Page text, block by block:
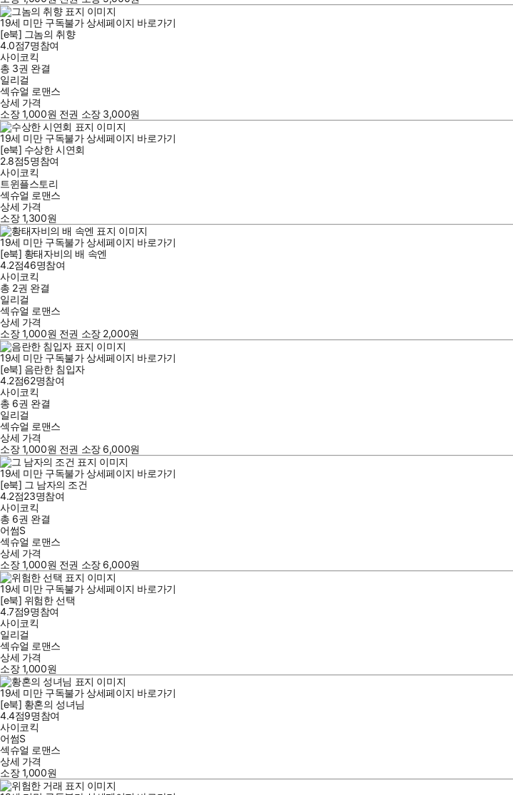
19세 미만 구독불가 상세페이지 바로가기
[e북] 그놈의 취향
4.0점7명참여
사이코킥
총 3권 완결
일리걸
섹슈얼 로맨스
상세 가격
소장1,000원 전권 소장 3,000원
19세 미만 구독불가 상세페이지 바로가기
[e북] 수상한 시연회
2.8점5명참여
사이코킥
트윈플스토리
섹슈얼 로맨스
상세 가격
소장1,300원
19세 미만 구독불가 상세페이지 바로가기
[e북] 황태자비의 배 속엔
4.2점46명참여
사이코킥
총 2권 완결
일리걸
섹슈얼 로맨스
상세 가격
소장1,000원 전권 소장 2,000원
19세 미만 구독불가 상세페이지 바로가기
[e북] 음란한 침입자
4.2점62명참여
사이코킥
총 6권 완결
일리걸
섹슈얼 로맨스
상세 가격
소장1,000원 전권 소장 6,000원
19세 미만 구독불가 상세페이지 바로가기
[e북] 그 남자의 조건
4.2점23명참여
사이코킥
총 6권 완결
어썸S
섹슈얼 로맨스
상세 가격
소장1,000원 전권 소장 6,000원
19세 미만 구독불가 상세페이지 바로가기
[e북] 위험한 선택
4.7점9명참여
사이코킥
일리걸
섹슈얼 로맨스
상세 가격
소장1,000원
19세 미만 구독불가 상세페이지 바로가기
[e북] 황혼의 성녀님
4.4점9명참여
사이코킥
어썸S
섹슈얼 로맨스
상세 가격
소장1,000원